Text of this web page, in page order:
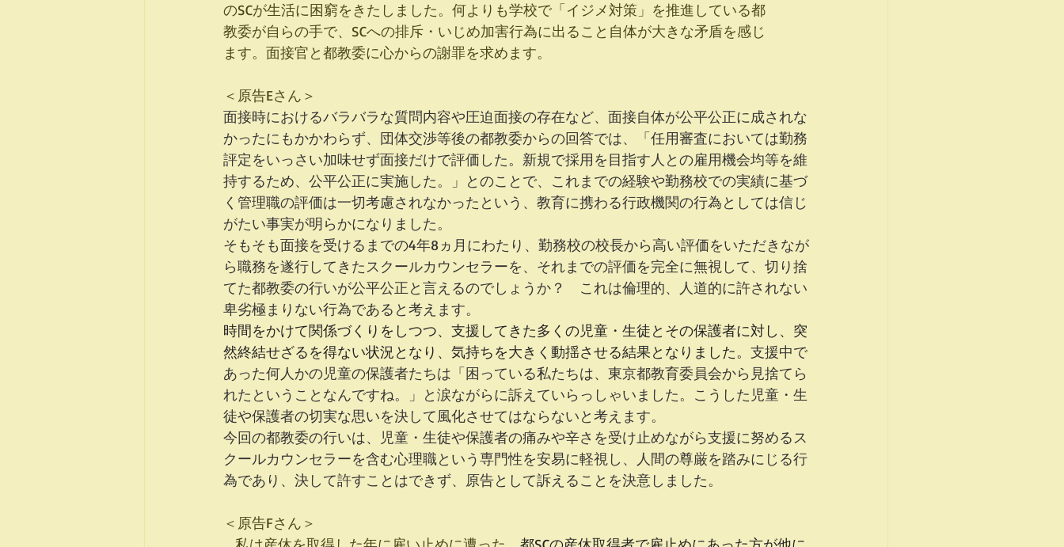
のSCが生活に困窮をきたしました。何よりも学校で「イジメ対策」を推進している都
教委が自らの手で、SCへの排斥・いじめ加害行為に出ること自体が大きな矛盾を感じ
ます。面接官と都教委に心からの謝罪を求めます。
＜原告Eさん＞
面接時におけるバラバラな質問内容や圧迫面接の存在など、面接自体が公平公正に成されな
かったにもかかわらず、団体交渉等後の都教委からの回答では、「任用審査においては勤務
評定をいっさい加味せず面接だけで評価した。新規で採用を目指す人との雇用機会均等を維
持するため、公平公正に実施した。」とのことで、これまでの経験や勤務校での実績に基づ
く管理職の評価は一切考慮されなかったという、教育に携わる行政機関の行為としては信じ
がたい事実が明らかになりました。
そもそも面接を受けるまでの4年8ヵ月にわたり、勤務校の校長から高い評価をいただきなが
ら職務を遂行してきたスクールカウンセラーを、それまでの評価を完全に無視して、切り捨
てた都教委の行いが公平公正と言えるのでしょうか？　これは倫理的、人道的に許されない
卑劣極まりない行為であると考えます。
時間をかけて関係づくりをしつつ、支援してきた多くの児童・生徒とその保護者に対し、突
然終結せざるを得ない状況となり、気持ちを大きく動揺させる結果となりました。 支援中で
あった何人かの児童の保護者たちは「困っている私たちは、東京都教育委員会から見捨てら
れたということなんですね。」と涙ながらに訴えていらっしゃいました。こうした児童・生
徒や保護者の切実な思いを決して風化させてはならないと考えます。
今回の都教委の行いは、児童・生徒や保護者の痛みや辛さを受け止めながら支援に努めるス
クールカウンセラーを含む心理職という専門性を安易に軽視し、人間の尊厳を踏みにじる行
為であり、決して許すことはできず、原告として訴えることを決意しました。
＜原告Fさん＞